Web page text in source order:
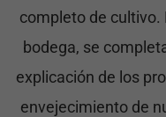
completo de cultivo.
bodega, se
explicación de los
envejecimiento de